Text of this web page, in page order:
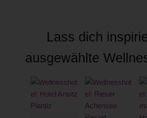
Lass dich
ausgewählte